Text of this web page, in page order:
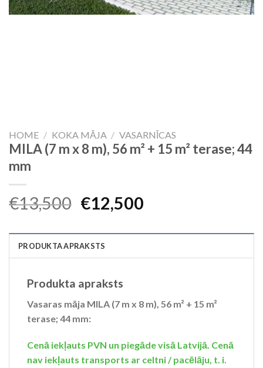
HOME / KOKA MĀJA / VASARNĪCAS
MILA (7 m x 8 m), 56 m² + 15 m² terase; 44
mm
€13,500 Original
price
was:
€13,500.
€12,500Current
is:
PRODUKTA APRAKSTS
Produkta apraksts
Vasaras māja MILA (7 m x 8 m), 56 m² + 15 m²
terase; 44 mm:
Cenā iekļauts PVN un piegāde visā Latvijā. Cenā
nav iekļauts transports ar celtni / pacēlāju, t. i.